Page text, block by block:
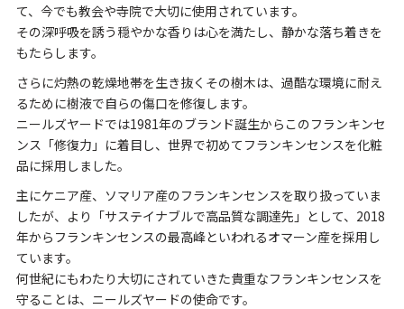
て、今でも教会や寺院で大切に使用されています。
その深呼吸を誘う穏やかな香りは心を満たし、静かな落ち着きを
もたらします。
さらに灼熱の乾燥地帯を生き抜くその樹木は、過酷な環境に耐え
るために樹液で自らの傷口を修復します。
ニールズヤードでは1981年のブランド誕生からこのフランキンセ
ンス「修復力」に着目し、世界で初めてフランキンセンスを化粧
品に採用しました。
主にケニア産、ソマリア産のフランキンセンスを取り扱っていま
したが、より「サステイナブルで高品質な調達先」として、2018
年からフランキンセンスの最高峰といわれるオマーン産を採用し
ています。
何世紀にもわたり大切にされていきた貴重なフランキンセンスを
守ることは、ニールズヤードの使命です。